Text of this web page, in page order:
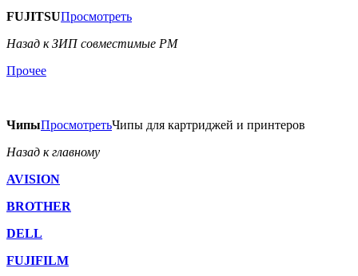
FUJITSUПросмотреть
Назад к ЗИП совместимые РМ
Прочее
ЧипыПросмотретьЧипы для картриджей и принтеров
Назад к главному
AVISION
BROTHER
DELL
FUJIFILM